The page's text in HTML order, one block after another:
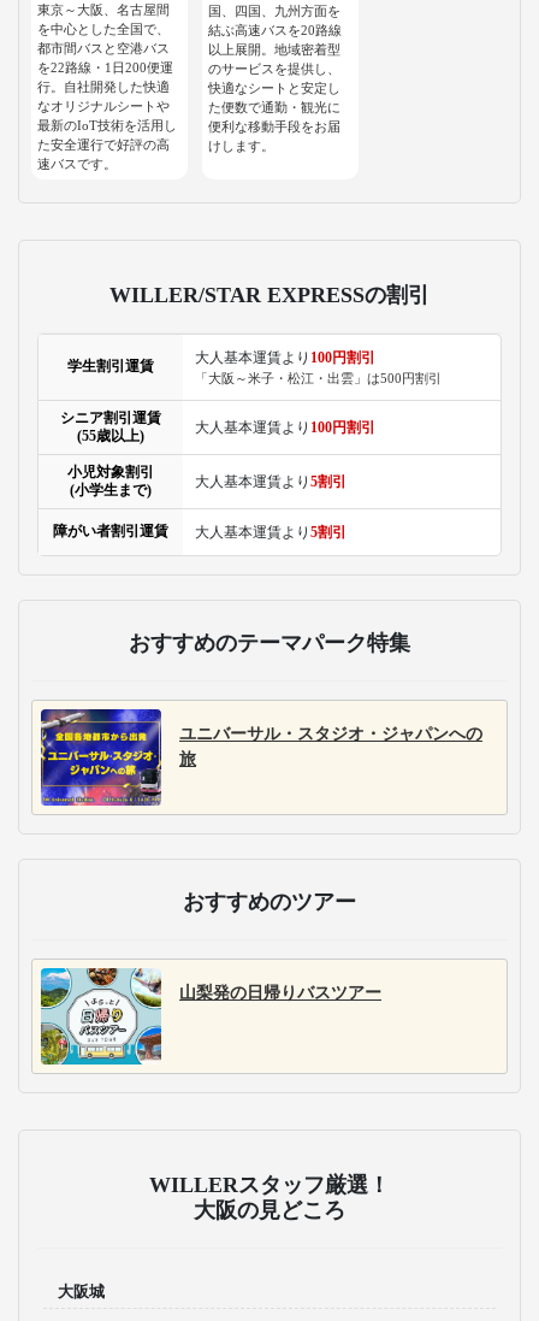
東京～大阪、名古屋間
を中心とした全国で、
都市間バスと空港バス
を22路線・1日200便運
行。自社開発した快適
なオリジナルシートや
最新のIoT技術を活用し
た安全運行で好評の高
速バスです。
国、四国、九州方面を
結ぶ高速バスを20路線
以上展開。地域密着型
のサービスを提供し、
快適なシートと安定し
た便数で通勤・観光に
便利な移動手段をお届
けします。
WILLER/STAR EXPRESSの割引
学生割引運賃
大人基本運賃より 100円割引
「大阪～米子・松江・出雲」は500円割引
シニア割引運賃
(55歳以上)
大人基本運賃より 100円割引
小児対象割引
(小学生まで)
大人基本運賃より 5割引
障がい者割引運賃 大人基本運賃より 5割引
おすすめのテーマパーク特集
ユニバーサル・スタジオ・ジャパンへの
旅
おすすめのツアー
山梨発の日帰りバスツアー
WILLERスタッフ厳選！
大阪の見どころ
大阪城